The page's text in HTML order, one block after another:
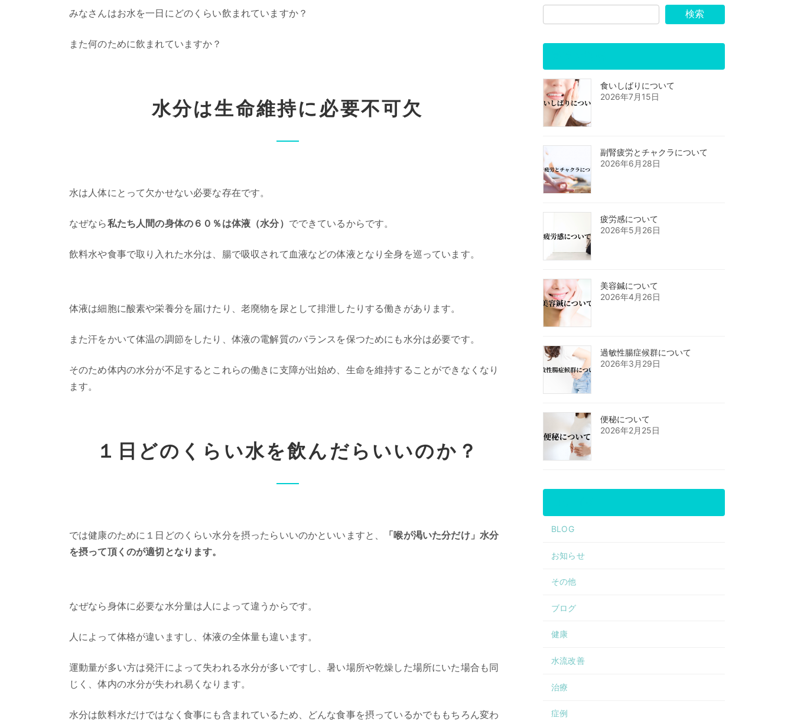
みなさんはお水を一日にどのくらい飲まれていますか？
また何のために飲まれていますか？
水分は生命維持に必要不可欠
水は人体にとって欠かせない必要な存在です。
なぜなら私たち人間の身体の６０％は体液（水分） でできているからです。
飲料水や食事で取り入れた水分は、腸で吸収されて血液などの体液となり全身を巡っています。
体液は細胞に酸素や栄養分を届けたり、老廃物を尿として排泄したりする働きがあります。
また汗をかいて体温の調節をしたり、体液の電解質のバランスを保つためにも水分は必要です。
そのため体内の水分が不足するとこれらの働きに支障が出始め、生命を維持することができなくなり
ます。
１日どのくらい水を飲んだらいいのか？
では健康のために１日どのくらい水分を摂ったらいいのかといいますと、
「喉が渇いた分だけ」水分
を摂って頂くのが適切となります。
なぜなら身体に必要な水分量は人によって違うからです。
人によって体格が違いますし、体液の全体量も違います。
運動量が多い方は発汗によって失われる水分が多いですし、暑い場所や乾燥した場所にいた場合も同
じく、体内の水分が失われ易くなります。
水分は飲料水だけではなく食事にも含まれているため、どんな食事を摂っているかでももちろん変わ
検索
食いしばりについて
2026年7月15日
副腎疲労とチャクラについて
2026年6月28日
疲労感について
2026年5月26日
美容鍼について
2026年4月26日
過敏性腸症候群について
2026年3月29日
便秘について
2026年2月25日
BLOG
お知らせ
その他
ブログ
健康
水流改善
治療
症例